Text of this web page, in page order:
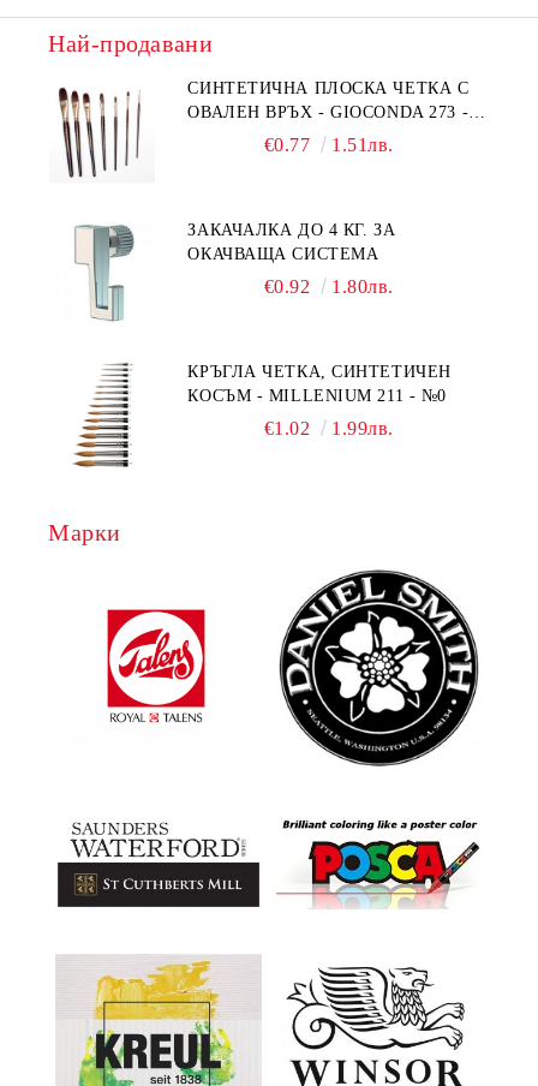
Най-продавани
СИНТЕТИЧНА ПЛОСКА ЧЕТКА С
ОВАЛЕН ВРЪХ - GIOCONDA 273 -
€0.77 1.51лв.
ЗАКАЧАЛКА ДО 4 КГ. ЗА
ОКАЧВАЩА СИСТЕМА
€0.92 1.80лв.
КРЪГЛА ЧЕТКА, СИНТЕТИЧЕН
КОСЪМ - MILLENIUM 211 - №0
€1.02 1.99лв.
Марки